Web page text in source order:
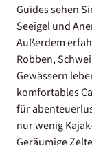
Guides sehen
Seeigel und
Außerdem
Robben,
Gewässern
komfortables
für
nur wenig